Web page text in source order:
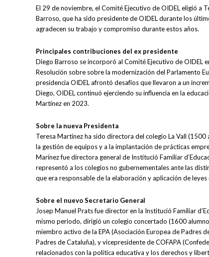
El 29 de noviembre, el Comité Ejecutivo de OIDEL eligió a
Barroso, que ha sido presidente de OIDEL durante los
agradecen su trabajo y compromiso durante estos años.
Principales contribuciones del ex presidente
Diego Barroso se incorporó al Comité Ejecutivo de OIDEL
Resolución sobre sobre la modernización del Parlamento
presidencia OIDEL afrontó desafíos que llevaron a un
Diego, OIDEL continuó ejerciendo su influencia en la
Martínez en 2023.
Sobre la nueva Presidenta
Teresa Martínez ha sido directora del colegio La Vall
la gestión de equipos y a la implantación de prácticas
Marínez fue directora general de Institució Familiar
representó a los colegios no gubernementales ante las
que era responsable de la elaboración y aplicación de leyes
Sobre el nuevo Secretario General
Josep Manuel Prats fue director en la Institució Familiar
mismo periodo, dirigió un colegio concertado (1600
miembro activo de la EPA (Asociación Europea de Padres
Padres de Cataluña), y vicepresidente de COFAPA
relacionados con la política educativa y los derechos y